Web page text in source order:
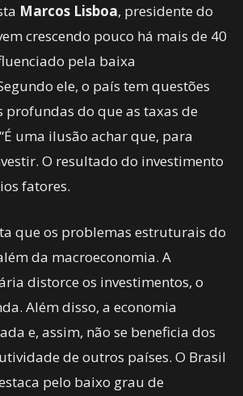
Marcos Lisboa, presidente do
crescendo pouco há mais de 40
pela baixa
ele, o país tem questões
do que as taxas de
uma ilusão achar que, para
O resultado do investimento
fatores.
que os problemas estruturais do
da macroeconomia. A
distorce os investimentos, o
Além disso, a economia
e, assim, não se beneficia dos
de outros países. O Brasil
pelo baixo grau de